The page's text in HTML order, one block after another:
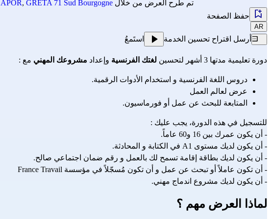
تم طرح العرض من خلال APOR, GRETA 71 Sud Bourgogne
حفظ الصفحة
AR
أرسل اقتراح تحسين الخدمة استَمعُ
دورة تعليمية مدتها 3 أشهر لتحسين لغتك الفرنسية وإعداد مشروعك المهني مع :
دروس اللغة الفرنسية و استخدام الأدوات الرقمية.
عرض لعالم العمل
المتابعة للبحث عن عمل أو فورماسيون.
للتسجيل في هذه الدورة، يجب عليك :
- أن يكون عمرك بين 16 و60 عاماً.
- أن يكون لديك مستوى A1 في الكتابة و المحادثة.
- أن يكون لديك بطاقة إقامة تسمح لك بالعمل و رقم ضمان اجتماعي صالح.
- أن تكون عاملاً أو تبحث عن عمل و أن تكون مُسجّلاً في مؤسسة France Travail
- أن يكون لديك مشروع اندماج مهني.
لماذا العرض مهم ؟